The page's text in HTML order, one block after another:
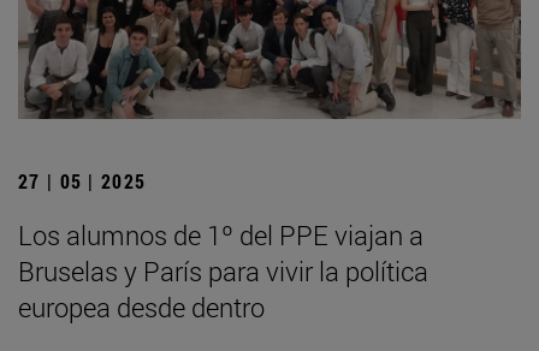
27 | 05 | 2025
Los alumnos de 1º del PPE viajan a
Bruselas y París para vivir la política
europea desde dentro